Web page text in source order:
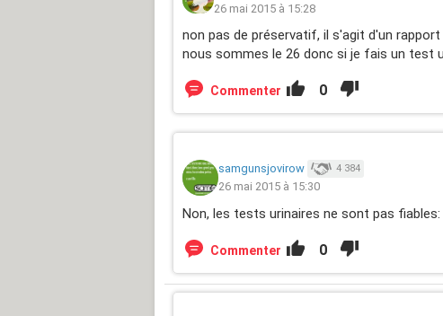
26 mai 2015 à 15:28
non pas de préservatif, il s'agit d'un
nous sommes le 26 donc si je fais un test
Commenter 0
samgunsjovirow 4 384
26 mai 2015 à 15:30
Non, les tests urinaires ne sont pas
Commenter 0